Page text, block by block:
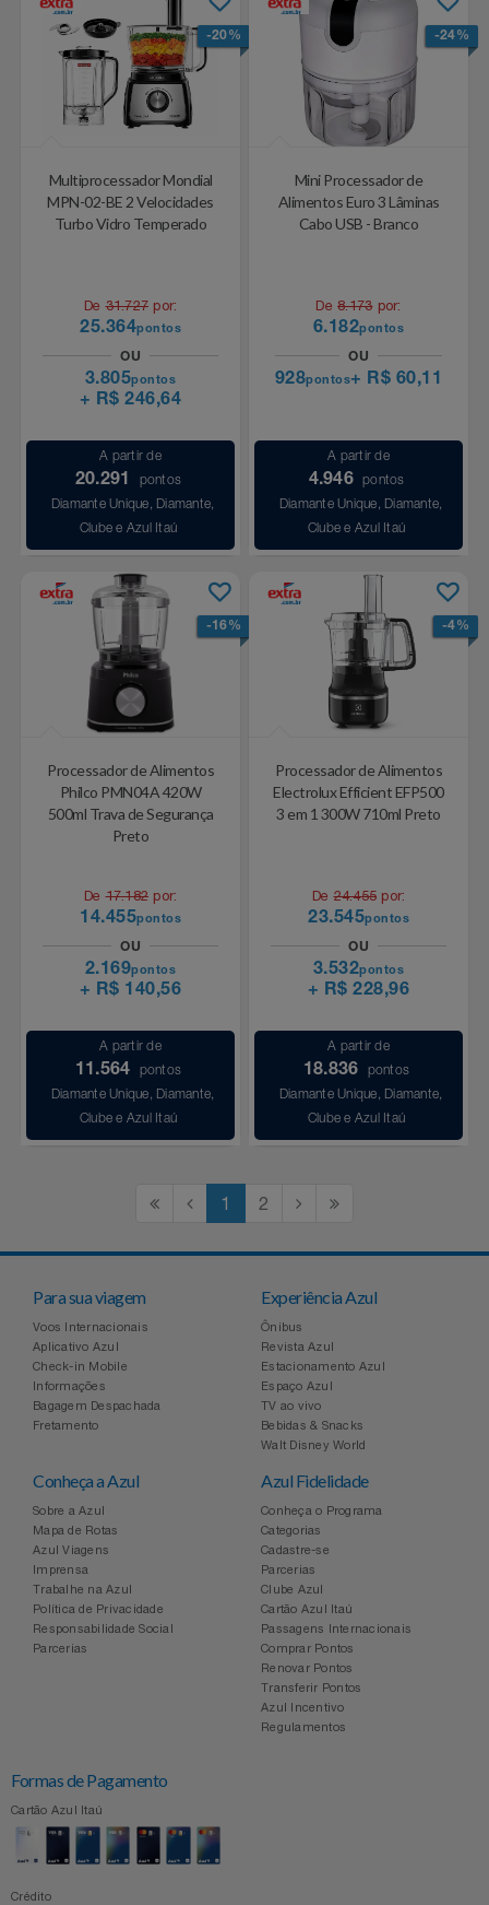
-20%
Multiprocessador Mondial
MPN-02-BE 2 Velocidades
Turbo Vidro Temperado
De31.727 por:
25.364pontos
OU
3.805pontos
+ R$ 246,64
A partir de
20.291
pontos
Diamante Unique, Diamante,
Clube e Azul Itaú
-24%
Mini Processador de
Alimentos Euro 3 Lâminas
Cabo USB - Branco
De8.173por:
6.182pontos
OU
928pontos+ R$ 60,11
A partir de
4.946
pontos
Diamante Unique, Diamante,
Clube e Azul Itaú
-16%
Processador de Alimentos
Philco PMN04A 420W
500ml Trava de Segurança
Preto
De17.182 por:
14.455pontos
OU
2.169pontos
+ R$ 140,56
A partir de
11.564
pontos
Diamante Unique, Diamante,
Clube e Azul Itaú
-4%
Processador de Alimentos
Electrolux Efficient EFP500
3 em 1 300W 710ml Preto
De24.455 por:
23.545pontos
OU
3.532pontos
+ R$ 228,96
A partir de
18.836
pontos
Diamante Unique, Diamante,
Clube e Azul Itaú
1 2
Para sua viagem
Voos Internacionais
Aplicativo Azul
Check-in Mobile
Informações
Bagagem Despachada
Fretamento
Experiência Azul
Ônibus
Revista Azul
Estacionamento Azul
Espaço Azul
TV ao vivo
Bebidas & Snacks
Walt Disney World
Conheça a Azul
Sobre a Azul
Mapa de Rotas
Azul Viagens
Imprensa
Trabalhe na Azul
Política de Privacidade
Responsabilidade Social
Parcerias
Azul Fidelidade
Conheça o Programa
Categorias
Cadastre-se
Parcerias
Clube Azul
Cartão Azul Itaú
Passagens Internacionais
Comprar Pontos
Renovar Pontos
Transferir Pontos
Azul Incentivo
Regulamentos
Formas de Pagamento
Cartão Azul Itaú
Crédito